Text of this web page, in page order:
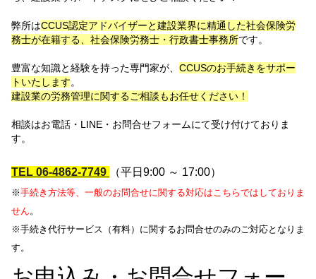
弊所はCCUS認定アドバイザーと建設業界に精通した社会保険労
務士が在籍する、社会保険労務士・行政書士事務所です。
豊富な知識と経験を持った専門家が、 CCUSのお手続きをサポー
トいたします。
建設業の労務管理に関するご相談もお任せください！
相談はお電話・LINE・お問合せフォームにて受け付けておりま
す。
TEL 06-4862-7749 （平日9:00 ～ 17:00）
※手続き方法等、一般のお問合せに関する対応はこちらではしておりま
せん 。
※手続き代行サービス（有料）に関するお問合せのみのご対応となりま
す。